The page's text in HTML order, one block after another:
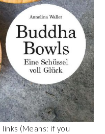
(Means: if you